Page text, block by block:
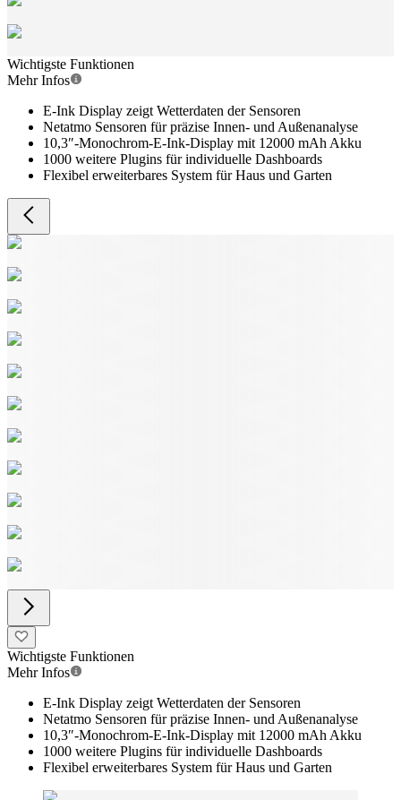
Wichtigste Funktionen
Mehr Infos
E-Ink Display zeigt Wetterdaten der Sensoren
Netatmo Sensoren für präzise Innen- und Außenanalyse
10,3″-Monochrom-E-Ink-Display mit 12000 mAh Akku
1000 weitere Plugins für individuelle Dashboards
Flexibel erweiterbares System für Haus und Garten
Wichtigste Funktionen
Mehr Infos
E-Ink Display zeigt Wetterdaten der Sensoren
Netatmo Sensoren für präzise Innen- und Außenanalyse
10,3″-Monochrom-E-Ink-Display mit 12000 mAh Akku
1000 weitere Plugins für individuelle Dashboards
Flexibel erweiterbares System für Haus und Garten